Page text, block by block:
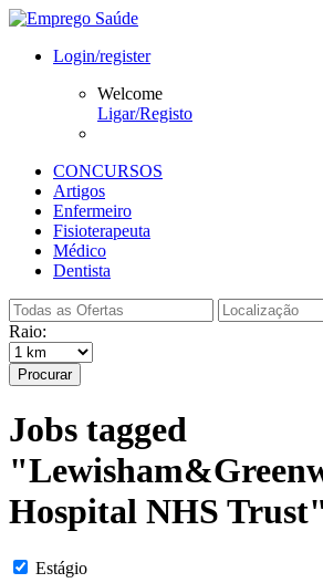
Login/register
Welcome
Ligar/Registo
CONCURSOS
Artigos
Enfermeiro
Fisioterapeuta
Médico
Dentista
Raio:
Procurar
Jobs tagged
Hospital NHS
Estágio